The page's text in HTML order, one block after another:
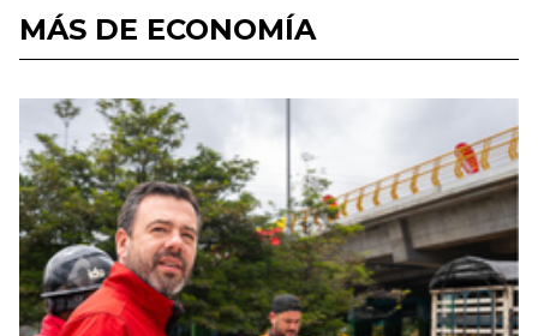
MÁS DE ECONOMÍA